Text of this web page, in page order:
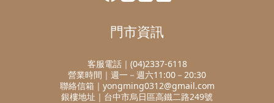
門市資訊
客服電話｜(04)2337-6118
營業時間｜週一－週六11:00－20:30
聯絡信箱｜yongming0312@gmail.com
銀樓地址｜台中市烏日區高鐵二路249號